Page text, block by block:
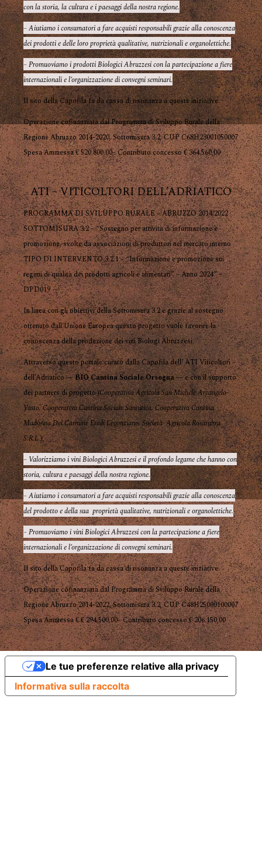
con la storia, la cultura e i paesaggi della nostra regione.
– Aiutiamo i consumatori a fare acquisti responsabili grazie alla conoscenza
dei prodotti e delle loro proprietà qualitative, nutrizionali e organolettiche.
– Promuoviamo i prodotti Biologici Abruzzesi con la partecipazione a fiere
internazionali e l’organizzazione di convegni seminari.
Il sito della Capofila fa da cassa di risonanza a queste iniziative.
Operazione cofinanziata dal Programma di Sviluppo Rurale della
Regione Abruzzo 2014-2020, Sottomisura 3.2, CUP C68H23001050007
Spesa Ammessa € 520.800,00– Contributo concesso € 364.560,00
ATI – VITICOLTORI DELL’ADRIATICO
PROGRAMMA DI SVILUPPO RURALE – ABRUZZO 2014/2022
SOTTOMISURA 3.2 – “Sostegno per attività di informazione e
promozione, svolte da associazioni di produttori nel mercato interno
TIPO DI INTERVENTO 3.2.1 – “Informazione e promozione sui
regimi di qualità dei prodotti agricoli e alimentari” – Anno 2024” –
DPD019
In linea con gli obiettivi della Sottomisura 3.2 e grazie al sostegno
ottenuto dall’Unione Europea questo progetto vuole favorire la
conoscenza della produzione dei vini Biologi Abruzzesi.
Attraverso questo portale curato dalla Capofila dell’ ATI Viticoltori
dell’Adriatico —BIO Cantina Sociale Orsogna— e con il supporto
dei partners di progetto (Cooperativa Agricola San Michele Arcangelo-
Vasto, Cooperativa Cantina Sociale Sannitica, Cooperativa Cantina
Madonna Del Carmine Eredi Legonziano, Società Agricola Rosarubra
S.R.L.),
– Valorizziamo i vini Biologici Abruzzesi e il profondo legame che hanno con
storia, cultura e paesaggi della nostra regione.
– Aiutiamo i consumatori a fare acquisti responsabili grazie alla conoscenza
del prodotto e della sua proprietà qualitative, nutrizionali e organolettiche.
– Promuoviamo i vini Biologici Abruzzesi con la partecipazione a fiere
internazionali e l’organizzazione di convegni seminari.
Il sito della Capofila fa da cassa di risonanza a queste iniziative.
Operazione cofinanziata dal Programma di Sviluppo Rurale della
Regione Abruzzo 2014-2022, Sottomisura 3.2, CUP C48H25000100007
Spesa Ammessa € € 294.500,00– Contributo concesso € 206.150,00
Informativa sulla raccolta
Le tue preferenze relative alla privacy